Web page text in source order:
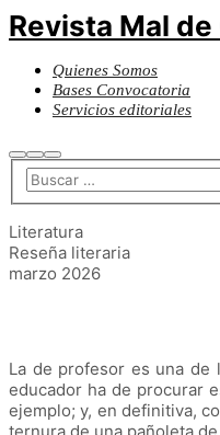
Revista Mal de
Quienes Somos
Bases Convocatoria
Servicios editoriales
Literatura
Reseña literaria
marzo 2026
La de profesor es una de
educador ha de procurar
ejemplo; y, en definitiva,
ternura de una pañoleta de